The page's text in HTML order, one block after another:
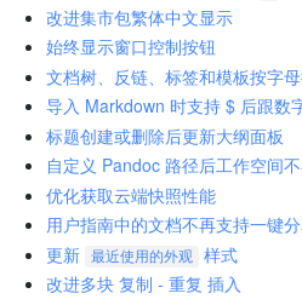
改进集市包繁体中文显示
始终显示窗口控制按钮
文档树、反链、标签和模板按字
导入 Markdown 时支持 $ 后跟数
标题创建或删除后更新大纲面板
自定义 Pandoc 路径后工作空间
优化获取云端快照性能
用户指南中的文档不再支持一键
更新
最近使用的外观
样式
改进多块 复制 - 重复 插入